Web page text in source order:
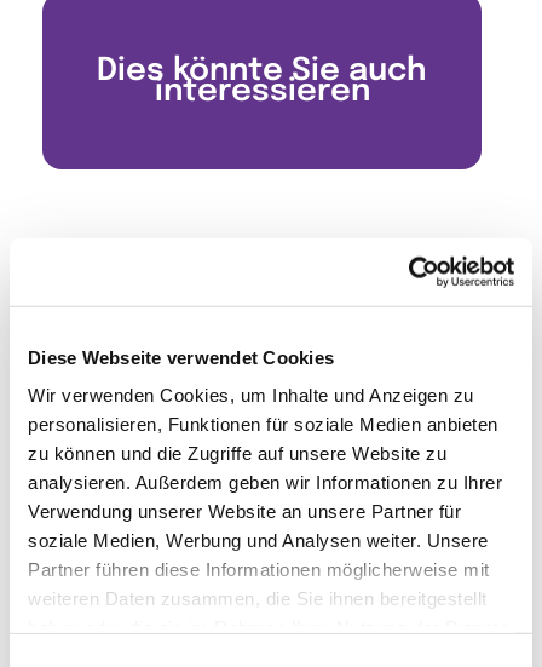
Diese Webseite verwendet Cookies
Wir verwenden Cookies, um Inhalte und Anzeigen zu
personalisieren, Funktionen für soziale Medien anbieten
zu können und die Zugriffe auf unsere Website zu
analysieren. Außerdem geben wir Informationen zu Ihrer
Verwendung unserer Website an unsere Partner für
soziale Medien, Werbung und Analysen weiter. Unsere
Partner führen diese Informationen möglicherweise mit
weiteren Daten zusammen, die Sie ihnen bereitgestellt
Dies könnte Sie auch
interessieren